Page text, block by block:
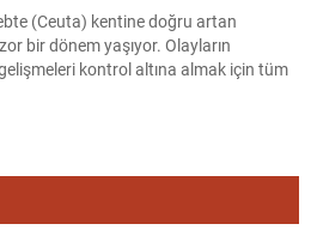
(Ceuta) kentine doğru artan
bir dönem yaşıyor. Olayların
kontrol altına almak için tüm
İçişleri Bakanı Albares, konuyla
toplantıda Avrupa Birliği